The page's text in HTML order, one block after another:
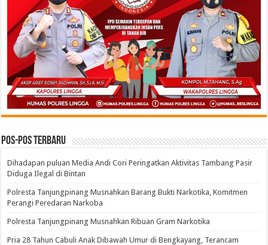
Pos-pos Terbaru
Dihadapan puluan Media Andi Cori Peringatkan Aktivitas Tambang Pasir
Diduga Ilegal di Bintan
Polresta Tanjungpinang Musnahkan Barang Bukti Narkotika, Komitmen
Perangi Peredaran Narkoba
Polresta Tanjungpinang Musnahkan Ribuan Gram Narkotika
Pria 28 Tahun Cabuli Anak Dibawah Umur di Bengkayang, Terancam